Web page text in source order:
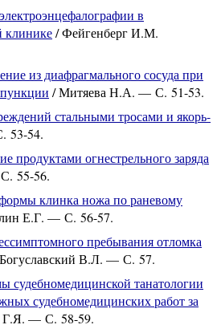
в
клинике/ Фейгенберг И.М.
из диафрагмального сосуда при
/ Митяева Н.А. — С. 51-53.
стальными тросами и якорь-
53-54.
продуктами огнестрельного заряда
55-56.
клинка ножа по раневому
Е.Г. — С. 56-57.
пребывания отломка
В.Л. — С. 57.
судебномедицинской танатологии
судебномедицинских работ за
Г.Я. — С. 58-59.